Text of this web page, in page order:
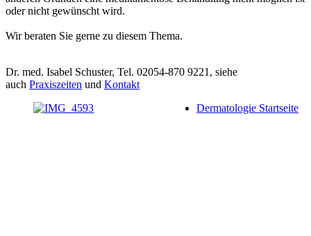
oder nicht gewünscht wird.
Wir beraten Sie gerne zu diesem Thema.
Dr. med. Isabel Schuster, Tel. 02054-870 9221, siehe
auch Praxiszeiten und Kontakt
Dermatologie Startseite